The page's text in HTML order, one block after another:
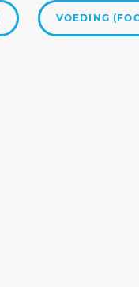
VOEDING